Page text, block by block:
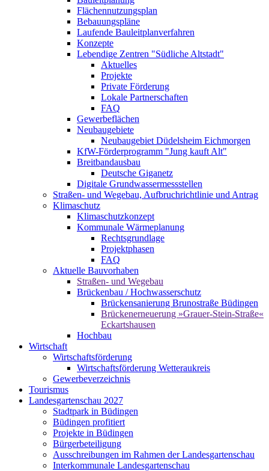
Flächennutzungsplan
Bebauungspläne
Laufende Bauleitplanverfahren
Konzepte
Lebendige Zentren "Südliche Altstadt"
Aktuelles
Projekte
Private Förderung
Lokale Partnerschaften
FAQ
Gewerbeflächen
Neubaugebiete
Neubaugebiet Düdelsheim Eichmorgen
KfW-Förderprogramm "Jung kauft Alt"
Breitbandausbau
Deutsche Giganetz
Digitale Grundwassermessstellen
Straßen- und Wegebau, Aufbruchrichtlinie und Antrag
Klimaschutz
Klimaschutzkonzept
Kommunale Wärmeplanung
Rechtsgrundlage
Projektphasen
FAQ
Aktuelle Bauvorhaben
Straßen- und Wegebau
Brückenbau / Hochwasserschutz
Brückensanierung Brunostraße Büdingen
Brückenerneuerung »Grauer-Stein-Straße«
Eckartshausen
Hochbau
Wirtschaft
Wirtschaftsförderung
Wirtschaftsförderung Wetteraukreis
Gewerbeverzeichnis
Tourismus
Landesgartenschau 2027
Stadtpark in Büdingen
Büdingen profitiert
Projekte in Büdingen
Bürgerbeteiligung
Ausschreibungen im Rahmen der Landesgartenschau
Interkommunale Landesgartenschau